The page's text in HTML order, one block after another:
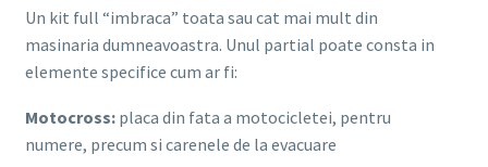
Un kit full “imbraca” toata sau cat mai mult din
masinaria dumneavoastra. Unul partial poate consta in
elemente specifice cum ar fi:
Motocross: placa din fata a motocicletei, pentru
numere, precum si carenele de la evacuare